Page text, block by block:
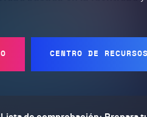
CENTRO DE